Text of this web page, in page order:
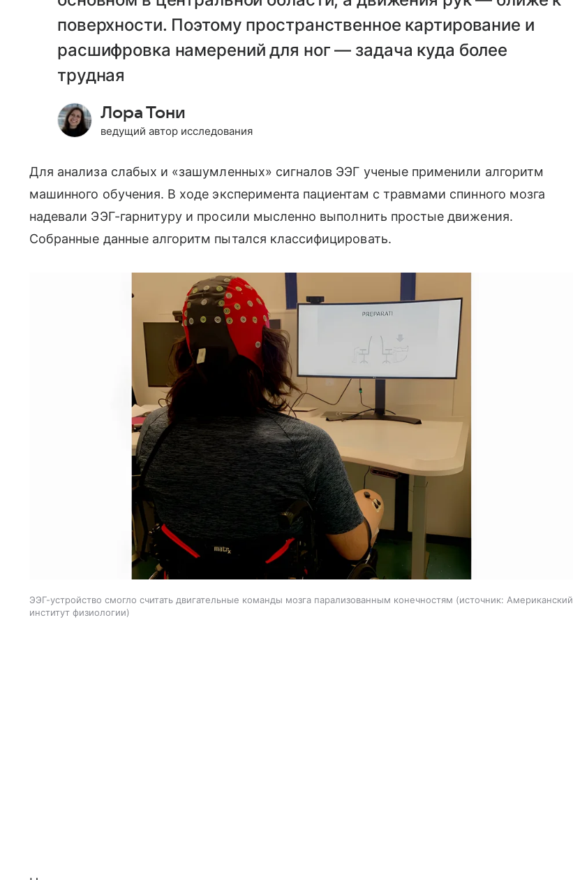
поверхности. Поэтому пространственное картирование и
расшифровка намерений для ног — задача куда более
трудная
Лора Тони
ведущий автор исследования
Для анализа слабых и «зашумленных» сигналов ЭЭГ ученые применили алгоритм
машинного обучения. В ходе эксперимента пациентам с травмами спинного мозга
надевали ЭЭГ-гарнитуру и просили мысленно выполнить простые движения.
Собранные данные алгоритм пытался классифицировать.
ЭЭГ-устройство смогло считать двигательные команды мозга парализованным конечностям источник: Американский
институт физиологии